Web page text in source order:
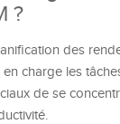
?
des
charge les
de se